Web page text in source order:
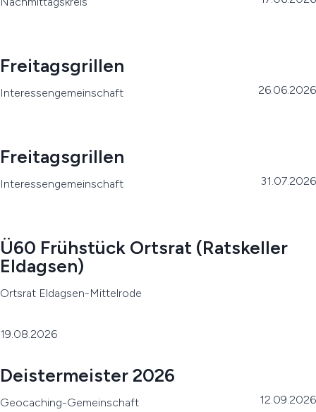
Freitagsgrillen
Interessengemeinschaft 26.06.2026
Freitagsgrillen
Interessengemeinschaft 31.07.2026
Ü60 Frühstück Ortsrat (Ratskeller
Eldagsen)
Ortsrat Eldagsen-Mittelrode
19.08.2026
Deistermeister 2026
Geocaching-Gemeinschaft 12.09.2026